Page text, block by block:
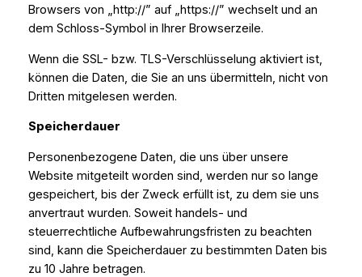
Browsers von „http://” auf „https://” wechselt und an
dem Schloss-Symbol in Ihrer Browserzeile.
Wenn die SSL- bzw. TLS-Verschlüsselung aktiviert ist,
können die Daten, die Sie an uns übermitteln, nicht von
Dritten mitgelesen werden.
Speicherdauer
Personenbezogene Daten, die uns über unsere
Website mitgeteilt worden sind, werden nur so lange
gespeichert, bis der Zweck erfüllt ist, zu dem sie uns
anvertraut wurden. Soweit handels- und
steuerrechtliche Aufbewahrungsfristen zu beachten
sind, kann die Speicherdauer zu bestimmten Daten bis
zu 10 Jahre betragen.